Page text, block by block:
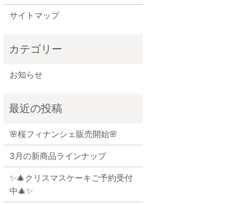
サイトマップ
お知らせ
🌸桜フィナンシェ販売開始🌸
3月の新商品ラインナップ
✨🎄クリスマスケーキご予約受付
中🎄✨